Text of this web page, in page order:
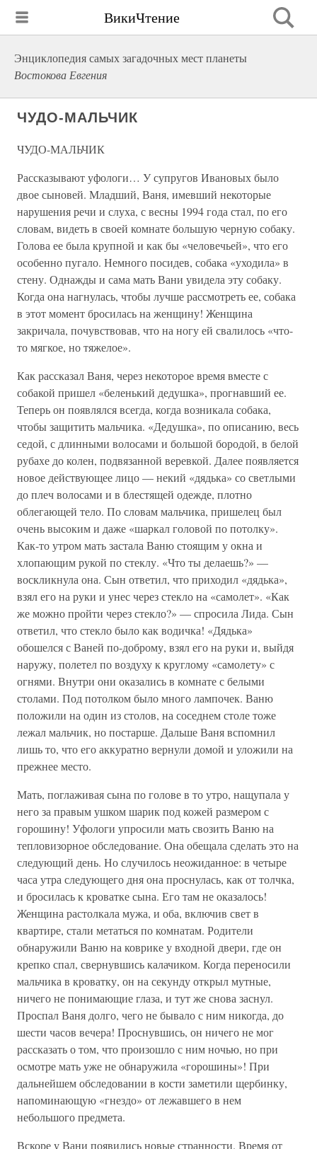
ВикиЧтение
Энциклопедия самых загадочных мест планеты
Востокова Евгения
ЧУДО-МАЛЬЧИК
ЧУДО-МАЛЬЧИК
Рассказывают уфологи… У супругов Ивановых было
двое сыновей. Младший, Ваня, имевший некоторые
нарушения речи и слуха, с весны 1994 года стал, по его
словам, видеть в своей комнате большую черную собаку.
Голова ее была крупной и как бы «человечьей», что его
особенно пугало. Немного посидев, собака «уходила» в
стену. Однажды и сама мать Вани увидела эту собаку.
Когда она нагнулась, чтобы лучше рассмотреть ее, собака
в этот момент бросилась на женщину! Женщина
закричала, почувствовав, что на ногу ей свалилось «что-
то мягкое, но тяжелое».
Как рассказал Ваня, через некоторое время вместе с
собакой пришел «беленький дедушка», прогнавший ее.
Теперь он появлялся всегда, когда возникала собака,
чтобы защитить мальчика. «Дедушка», по описанию, весь
седой, с длинными волосами и большой бородой, в белой
рубахе до колен, подвязанной веревкой. Далее появляется
новое действующее лицо — некий «дядька» со светлыми
до плеч волосами и в блестящей одежде, плотно
облегающей тело. По словам мальчика, пришелец был
очень высоким и даже «шаркал головой по потолку».
Как-то утром мать застала Ваню стоящим у окна и
хлопающим рукой по стеклу. «Что ты делаешь?» —
воскликнула она. Сын ответил, что приходил «дядька»,
взял его на руки и унес через стекло на «самолет». «Как
же можно пройти через стекло?» — спросила Лида. Сын
ответил, что стекло было как водичка! «Дядька»
обошелся с Ваней по-доброму, взял его на руки и, выйдя
наружу, полетел по воздуху к круглому «самолету» с
огнями. Внутри они оказались в комнате с белыми
столами. Под потолком было много лампочек. Ваню
положили на один из столов, на соседнем столе тоже
лежал мальчик, но постарше. Дальше Ваня вспомнил
лишь то, что его аккуратно вернули домой и уложили на
прежнее место.
Мать, поглаживая сына по голове в то утро, нащупала у
него за правым ушком шарик под кожей размером с
горошину! Уфологи упросили мать свозить Ваню на
тепловизорное обследование. Она обещала сделать это на
следующий день. Но случилось неожиданное: в четыре
часа утра следующего дня она проснулась, как от толчка,
и бросилась к кроватке сына. Его там не оказалось!
Женщина растолкала мужа, и оба, включив свет в
квартире, стали метаться по комнатам. Родители
обнаружили Ваню на коврике у входной двери, где он
крепко спал, свернувшись калачиком. Когда переносили
мальчика в кроватку, он на секунду открыл мутные,
ничего не понимающие глаза, и тут же снова заснул.
Проспал Ваня долго, чего не бывало с ним никогда, до
шести часов вечера! Проснувшись, он ничего не мог
рассказать о том, что произошло с ним ночью, но при
осмотре мать уже не обнаружила «горошины»! При
дальнейшем обследовании в кости заметили щербинку,
напоминающую «гнездо» от лежавшего в нем
небольшого предмета.
Вскоре у Вани появились новые странности. Время от